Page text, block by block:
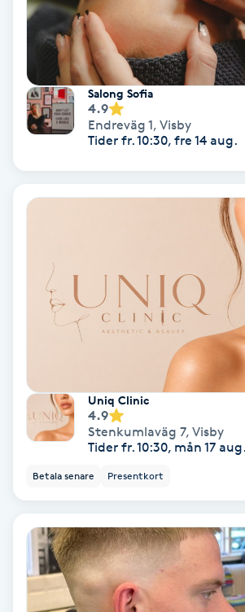
Reikihealing
Reiki massage
Restorative Yoga
Samtalsterapi
Shiatsu
Singelfransar
Sjukgymnastik
Skalpmassage
Skinbooster
Salong Sofia
4.9
Endreväg 1, Visby
Tider fr. 10:30, fre 14 aug.
Uniq Clinic
4.9
Stenkumlaväg 7, Visby
Tider fr. 10:30, mån 17 aug.
Betala senare Presentkort